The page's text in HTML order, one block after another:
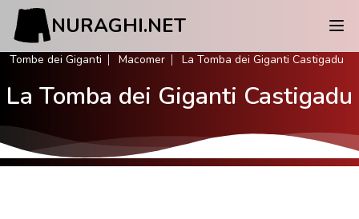
NURAGHI.NET
Tombe dei Giganti Macomer La Tomba dei Giganti Castigadu
La Tomba dei Giganti Castigadu